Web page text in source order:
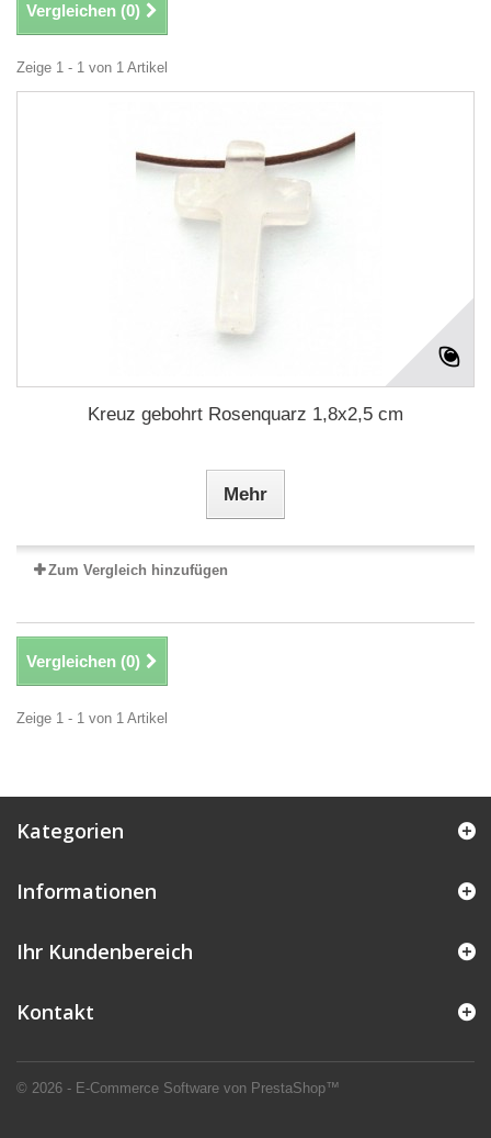
Vergleichen (0)
Zeige 1 - 1 von 1 Artikel
Kreuz gebohrt Rosenquarz 1,8x2,5 cm
Mehr
Zum Vergleich hinzufügen
Vergleichen (0)
Zeige 1 - 1 von 1 Artikel
Kategorien
Informationen
© 2026 - E-Commerce Software von PrestaShop™
Ihr Kundenbereich
Kontakt